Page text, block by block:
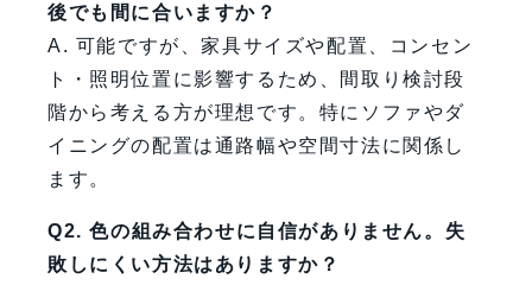
後でも間に合いますか？
A. 可能ですが、家具サイズや配置、コンセン
ト・照明位置に影響するため、間取り検討段
階から考える方が理想です。特にソファやダ
イニングの配置は通路幅や空間寸法に関係し
ます。
Q2. 色の組み合わせに自信がありません。失
敗しにくい方法はありますか？